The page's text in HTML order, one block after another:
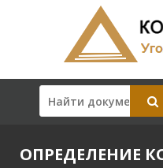
ОПРЕДЕЛЕНИЕ